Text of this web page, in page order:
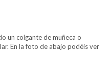
un colgante de muñeca o
En la foto de abajo podéis ver